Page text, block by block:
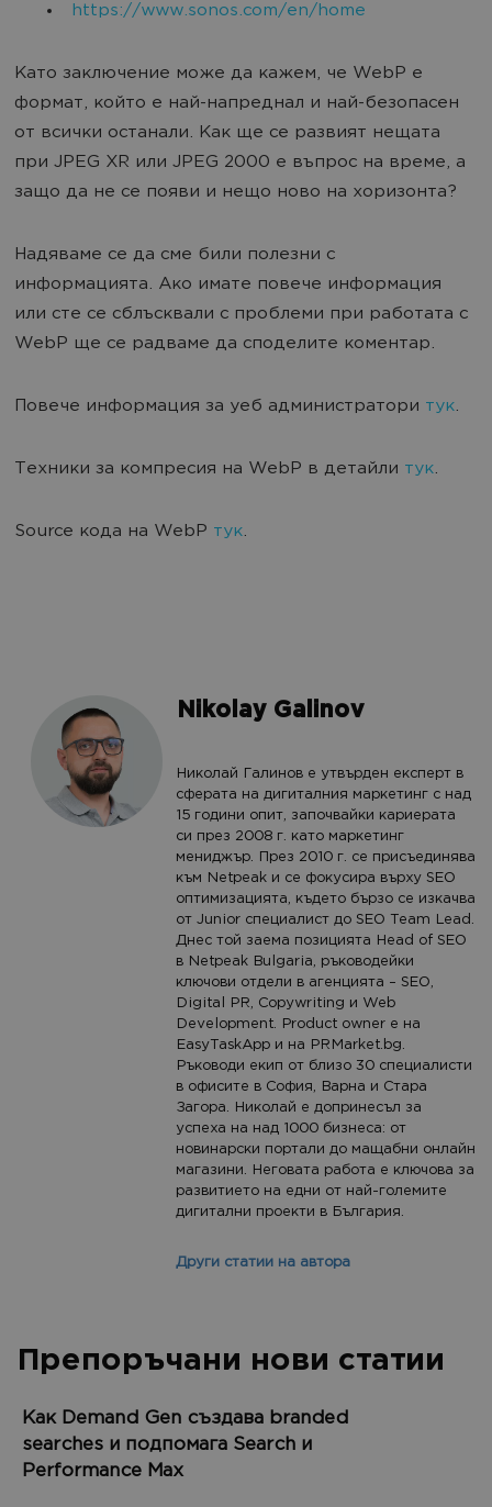
https://www.sonos.com/en/home
Като заключение може да кажем, че WebP е
формат, който е най-напреднал и най-безопасен
от всички останали. Как ще се развият нещата
при JPEG XR или JPEG 2000 е въпрос на време, а
защо да не се появи и нещо ново на хоризонта?
Надяваме се да сме били полезни с
информацията. Ако имате повече информация
или сте се сблъсквали с проблеми при работата с
WebP ще се радваме да споделите коментар.
Повече информация за уеб администратори тук.
Техники за компресия на WebP в детайли тук.
Source кода на WebP тук.
Nikolay Galinov
Николай Галинов е утвърден експерт в
сферата на дигиталния маркетинг с над
15 години опит, започвайки кариерата
си през 2008 г. като маркетинг
мениджър. През 2010 г. се присъединява
към Netpeak и се фокусира върху SEO
оптимизацията, където бързо се изкачва
от Junior специалист до SEO Team Lead.
Днес той заема позицията Head of SEO
в Netpeak Bulgaria, ръководейки
ключови отдели в агенцията – SEO,
Digital PR, Copywriting и Web
Development. Product owner е на
EasyTaskApp и на PRMarket.bg.
Ръководи екип от близо 30 специалисти
в офисите в София, Варна и Стара
Загора. Николай е допринесъл за
успеха на над 1000 бизнеса: от
новинарски портали до мащабни онлайн
магазини. Неговата работа е ключова за
развитието на едни от най-големите
дигитални проекти в България.
Други статии на автора
Препоръчани нови статии
Как Demand Gen създава branded
searches и подпомага Search и
Performance Max